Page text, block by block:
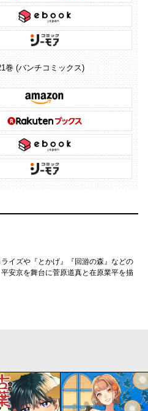
(バンチコミックス)
イズや『とかげ』『回游の森』などの
安京を舞台に菅原道真と在原業平を描